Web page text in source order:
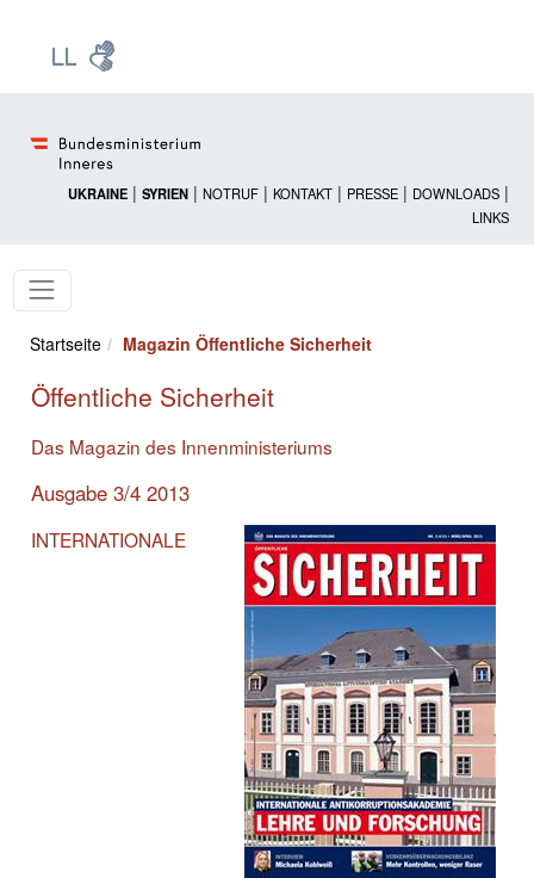
UKRAINE | SYRIEN | NOTRUF | KONTAKT | PRESSE | DOWNLOADS |
LINKS
Startseite Magazin Öffentliche Sicherheit
Öffentliche Sicherheit
Das Magazin des Innenministeriums
Ausgabe 3/4 2013
INTERNATIONALE